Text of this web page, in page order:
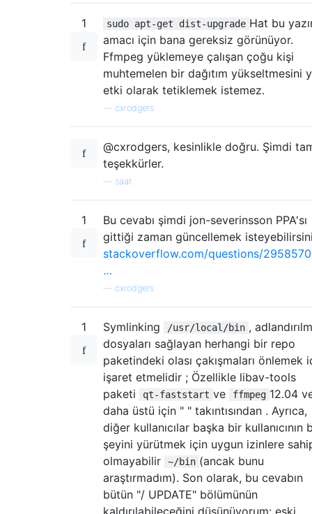
1 sudo apt-get dist-upgrade Hat bu
amacı için bana gereksiz görünüyor.
Ffmpeg yüklemeye çalışan çoğu kişi
muhtemelen bir dağıtım yükseltmesini
etki olarak tetiklemek istemez.
cxrodgers
@cxrodgers, kesinlikle doğru. Şimdi
teşekkürler.
saat
1
Bu cevabı şimdi jon-severinsson PPA'sı
gittiği zaman güncellemek
stackoverflow.com/questions/
…
cxrodgers
1 Symlinking /usr/local/bin ,
dosyaları sağlayan herhangi bir repo
paketindeki olası çakışmaları önlemek
işaret etmelidir ; Özellikle libav-tools
paketi
qt-faststart ve ffmpeg 12.04
daha üstü için " " takıntısından . Ayrıca,
diğer kullanıcılar başka bir kullanıcının
şeyini yürütmek için uygun izinlere
olmayabilir
~/bin (ancak bunu
araştırmadım). Son olarak, bu cevabın
bütün "/ UPDATE" bölümünün
kaldırılabileceğini düşünüyorum: eski